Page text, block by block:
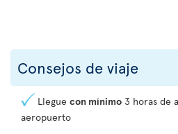
Consejos de viaje
Llegue con mínimo 3 horas de
aeropuerto